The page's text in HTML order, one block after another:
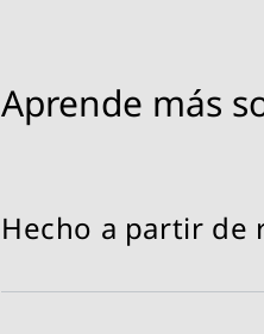
Aprende más
Hecho a partir de
Actualmente,